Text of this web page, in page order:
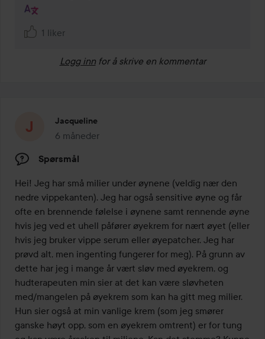
1 liker
Logg inn for å skrive en kommentar
Jacqueline
6 måneder
Innlegget ble opprettet 6 måneder
Spørsmål
Hei! Jeg har små milier under øynene (veldig nær den
nedre vippekanten). Jeg har også sensitive øyne og får
ofte en brennende følelse i øynene samt rennende øyne
hvis jeg ved et uhell påfører øyekrem for nært øyet (eller
hvis jeg bruker vippe serum eller øyepatcher. Jeg har
prøvd alt, men ingenting fungerer for meg). På grunn av
dette har jeg i mange år vært sløv med øyekrem, og
hudterapeuten min sier at det kan være sløvheten
med/mangelen på øyekrem som kan ha gitt meg milier.
Hun sier også at min vanlige krem (som jeg smører
ganske høyt opp, som en øyekrem omtrent) er for tung